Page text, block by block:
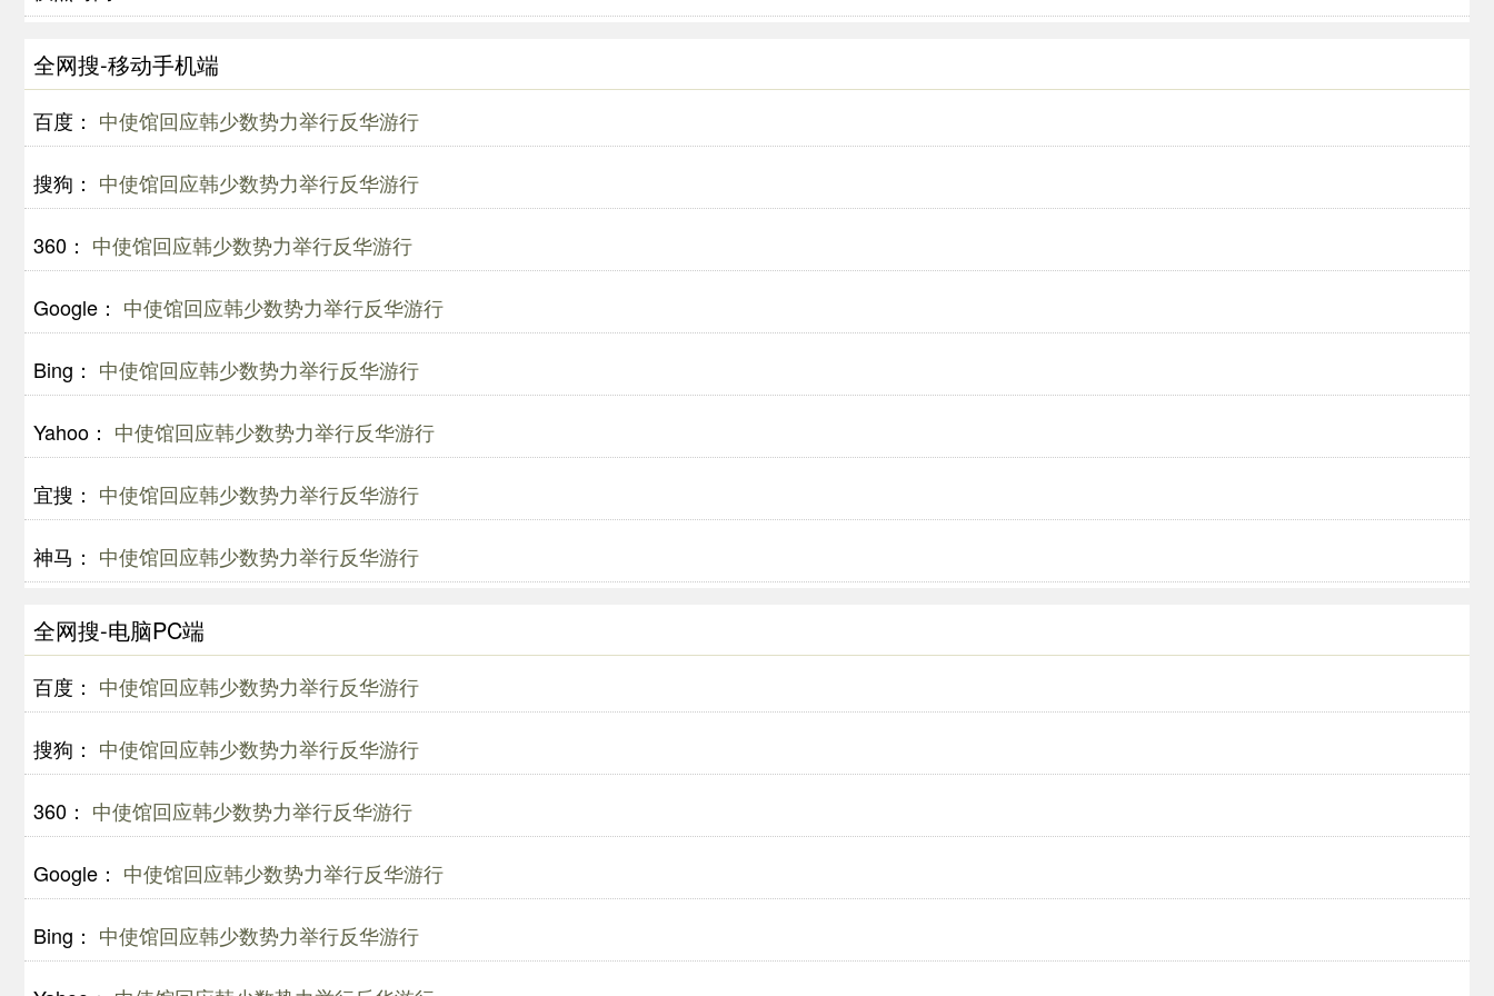
全网搜-移动手机端
百度： 中使馆回应韩少数势力举行反华游行
搜狗： 中使馆回应韩少数势力举行反华游行
360： 中使馆回应韩少数势力举行反华游行
Google： 中使馆回应韩少数势力举行反华游行
Bing： 中使馆回应韩少数势力举行反华游行
Yahoo： 中使馆回应韩少数势力举行反华游行
宜搜： 中使馆回应韩少数势力举行反华游行
神马： 中使馆回应韩少数势力举行反华游行
全网搜-电脑PC端
百度： 中使馆回应韩少数势力举行反华游行
搜狗： 中使馆回应韩少数势力举行反华游行
360： 中使馆回应韩少数势力举行反华游行
Google： 中使馆回应韩少数势力举行反华游行
Bing： 中使馆回应韩少数势力举行反华游行